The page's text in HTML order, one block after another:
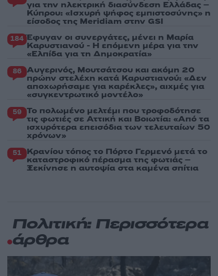
για την ηλεκτρική διασύνδεση Ελλάδας –
Κύπρου: «Ισχυρή ψήφος εμπιστοσύνης» η
είσοδος της Meridiam στην GSI
184 Έφυγαν οι συνεργάτες, μένει η Μαρία
Καρυστιανού - Η επόμενη μέρα για την
«Ελπίδα για τη Δημοκρατία»
86 Αυγερινός, Μουτσάτσου και ακόμη 20
πρώην στελέχη κατά Καρυστιανού: «Δεν
αποχωρήσαμε για καρέκλες», αιχμές για
«συγκεντρωτικό μοντέλο»
59 Το πολωμένο μελτέμι που τροφοδότησε
τις φωτιές σε Αττική και Βοιωτία: «Από τα
ισχυρότερα επεισόδια των τελευταίων 50
χρόνων»
51 Κρανίου τόπος το Πόρτο Γερμενό μετά το
καταστροφικό πέρασμα της φωτιάς –
Ξεκίνησε η αυτοψία στα καμένα σπίτια
Πολιτική: Περισσότερα
άρθρα